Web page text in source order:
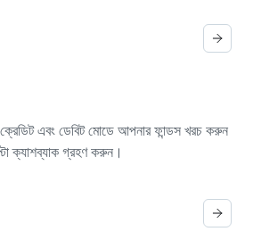
এবং ডেবিট মোডে আপনার ফান্ডস খরচ করুন
ক্যাশব্যাক গ্রহণ করুন।